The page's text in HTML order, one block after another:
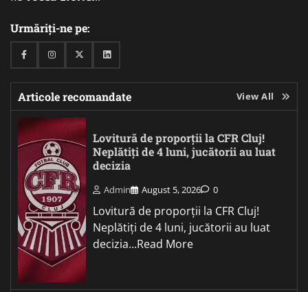
Urmăriți-ne pe:
FacebookInstagramTwitterLinkedin
Articole recomandate View All
Lovitură de proporții la CFR Cluj!
Neplătiți de 4 luni, jucătorii au luat
decizia
Admin August 5, 2026 0
Lovitură de proporții la CFR Cluj!
Neplătiți de 4 luni, jucătorii au luat
decizia...Read More